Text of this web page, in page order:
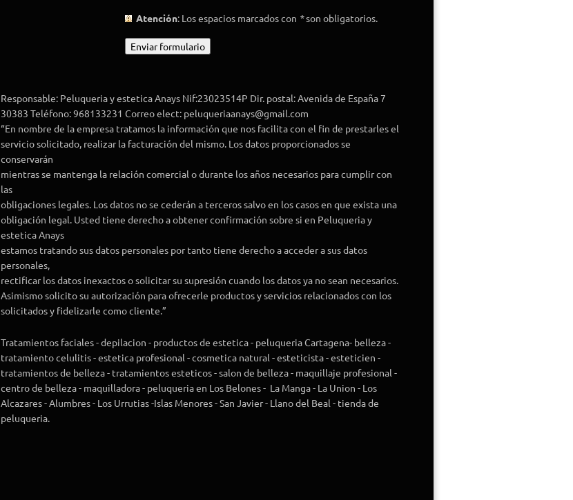
Atención : Los espacios marcados con *son obligatorios.
Responsable: Peluqueria y estetica Anays Nif:23023514P Dir. postal: Avenida de España 7
30383 Teléfono: 968133231 Correo elect: peluqueriaanays@gmail.com
“En nombre de la empresa tratamos la información que nos facilita con el fin de prestarles el
servicio solicitado, realizar la facturación del mismo. Los datos proporcionados se
conservarán
mientras se mantenga la relación comercial o durante los años necesarios para cumplir con
las
obligaciones legales. Los datos no se cederán a terceros salvo en los casos en que exista una
obligación legal. Usted tiene derecho a obtener confirmación sobre si en Peluqueria y
estetica Anays
estamos tratando sus datos personales por tanto tiene derecho a acceder a sus datos
personales,
rectificar los datos inexactos o solicitar su supresión cuando los datos ya no sean necesarios.
Asimismo solicito su autorización para ofrecerle productos y servicios relacionados con los
solicitados y fidelizarle como cliente.”
Tratamientos faciales - depilacion - productos de estetica - peluqueria Cartagena- belleza -
tratamiento celulitis - estetica profesional - cosmetica natural - esteticista - esteticien -
tratamientos de belleza - tratamientos esteticos - salon de belleza - maquillaje profesional -
centro de belleza - maquilladora - peluqueria en Los Belones - La Manga - La Union - Los
Alcazares - Alumbres - Los Urrutias -Islas Menores - San Javier - Llano del Beal - tienda de
peluqueria.